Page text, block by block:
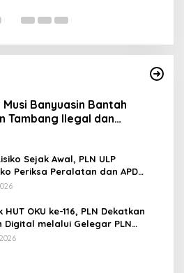
Musi Banyuasin Bantah
Tambang Ilegal dan
Sejak Awal, PLN ULP
Periksa Peralatan dan APD
Rutin
HUT OKU ke-116, PLN Dekatkan
Digital melalui Gelegar PLN